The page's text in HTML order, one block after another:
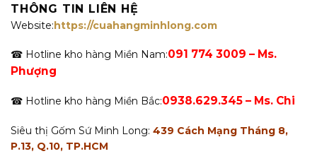
THÔNG TIN LIÊN HỆ
Website:https://cuahangminhlong.com
☎ Hotline kho hàng Miền Nam:091 774 3009 – Ms.
Phượng
☎ Hotline kho hàng Miền Bắc:0938.629.345 – Ms. Chi
Siêu thị Gốm Sứ Minh Long: 439 Cách Mạng Tháng 8,
P.13, Q.10, TP.HCM